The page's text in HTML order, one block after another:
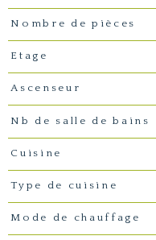
Nombre de pièces
Etage
Ascenseur
Nb de salle de bains
Cuisine
Type de cuisine
Mode de chauffage